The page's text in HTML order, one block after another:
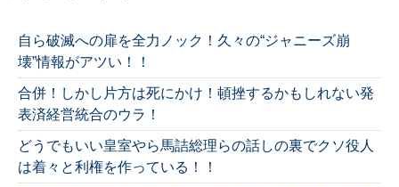
自ら破滅への扉を全力ノック！久々の“ジャニーズ崩
壊”情報がアツい！！
合併！しかし片方は死にかけ！頓挫するかもしれない発
表済経営統合のウラ！
どうでもいい皇室やら馬詰総理らの話しの裏でクソ役人
は着々と利権を作っている！！